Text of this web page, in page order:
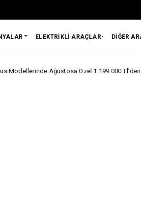
ELEKTRİKLİ ARAÇLAR- DİĞER
Özel 1.199.000 Tl’den Başlayan